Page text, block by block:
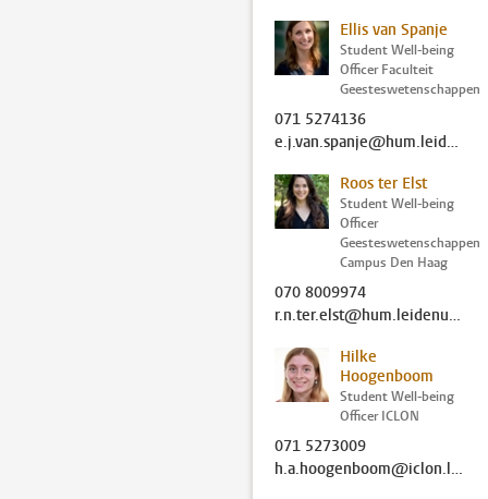
Ellis van Spanje
Student Well-being
Officer Faculteit
Geesteswetenschappen
071 5274136
e.j.van.spanje@hum.leidenuniv.nl
Roos ter Elst
Student Well-being
Officer
Geesteswetenschappen
Campus Den Haag
070 8009974
r.n.ter.elst@hum.leidenuniv.nl
Hilke
Hoogenboom
Student Well-being
Officer ICLON
071 5273009
h.a.hoogenboom@iclon.leidenuniv.nl